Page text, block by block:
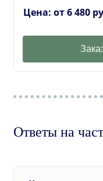
Цена: от 6 480
Ответы на